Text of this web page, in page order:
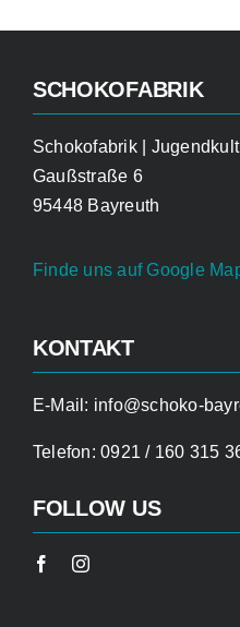
SCHOKOFABRIK
Schokofabrik |
Gaußstraße 6
95448 Bayreuth
Finde uns auf Google
KONTAKT
E-Mail: info@schoko-
Telefon:0921 / 160 315
FOLLOW US